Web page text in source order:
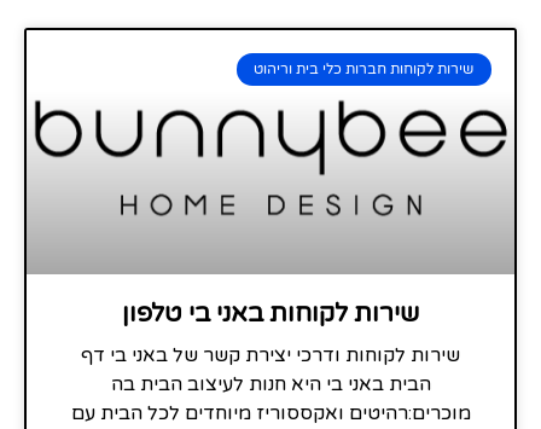
שירות לקוחות חברות כלי בית וריהוט
שירות לקוחות באני בי טלפון
שירות לקוחות ודרכי יצירת קשר של באני בי דף
הבית באני בי היא חנות לעיצוב הבית בה
מוכרים:רהיטים ואקססוריז מיוחדים לכל הבית עם